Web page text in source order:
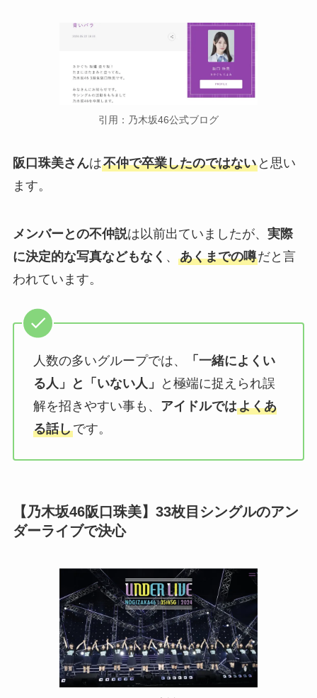
引用：乃木坂46公式ブログ
阪口珠美さんは不仲で卒業したのではないと思い
ます。
メンバーとの不仲説は以前出ていましたが、 実際
に決定的な写真などもなく 、 あくまでの噂だと言
われています。
人数の多いグループでは、
「一緒によくい
る人」と「いない人」
と極端に捉えられ誤
解を招きやすい事も、 アイドルではよくあ
る話しです。
【乃木坂46阪口珠美】33枚目シングルのアン
ダーライブで決心